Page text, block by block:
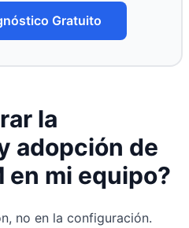
Gratuito
la
adopción de
en mi equipo?
no en la configuración.